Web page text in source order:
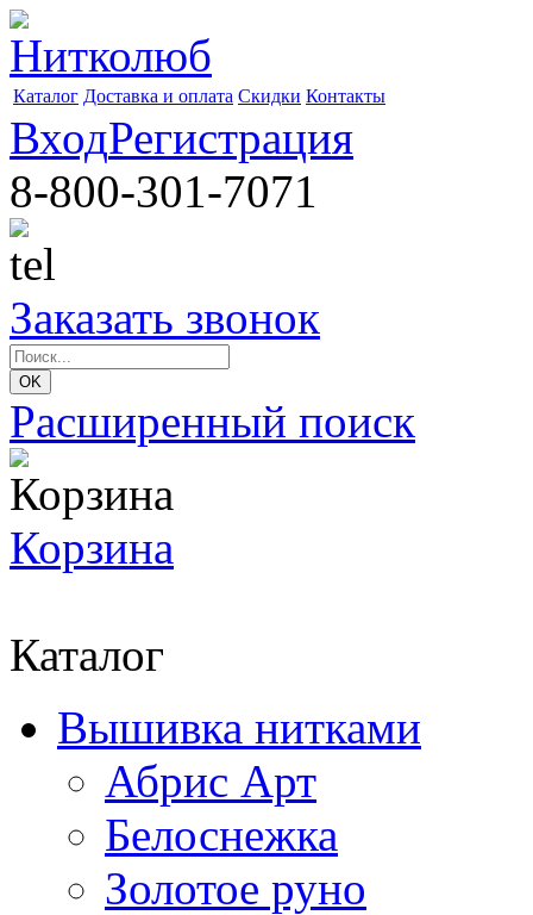
Каталог Доставка и оплата Скидки Контакты
ВходРегистрация
8-800-301-7071
Заказать звонок
Расширенный поиск
Корзина
Каталог
Вышивка нитками
Абрис Арт
Белоснежка
Золотое руно